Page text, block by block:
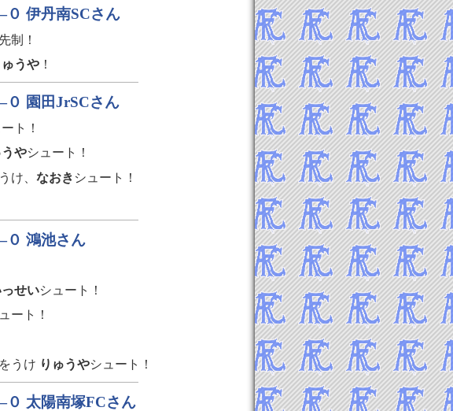
伊丹南SCさん
先制！
ゅうや ！
園田JrSCさん
ト！
うやシュート！
け、 なおき シュート！
鴻池さん
せいシュート！
ート！
うけ りゅうやシュート！
太陽南塚FCさん